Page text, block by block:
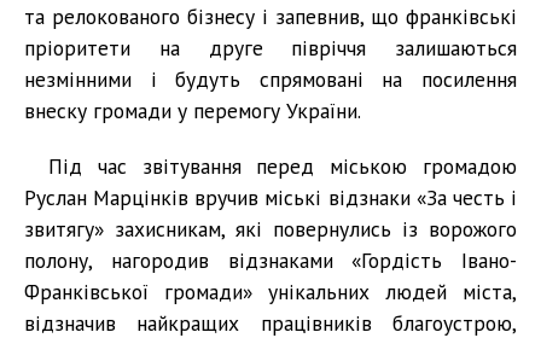
та релокованого бізнесу і запевнив, що франківські
пріоритети на друге півріччя залишаються
незмінними і будуть спрямовані на посилення
внеску громади у перемогу України.
Під час звітування перед міською громадою
Руслан Марцінків вручив міські відзнаки «За честь і
звитягу» захисникам, які повернулись із ворожого
полону, нагородив відзнаками «Гордість Івано-
Франківської громади» унікальних людей міста,
відзначив найкращих працівників благоустрою,